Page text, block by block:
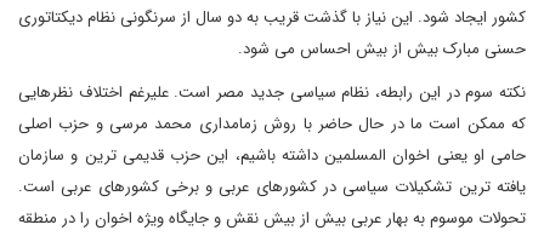
کشور ایجاد شود. این نیاز با گذشت قریب به دو سال از سرنگونی نظام دیکتاتوری
حسنی مبارک بیش از بیش احساس می شود.
نکته سوم در این رابطه، نظام سیاسی جدید مصر است. علیرغم اختلاف نظرهایی
که ممکن است ما در حال حاضر با روش زمامداری محمد مرسی و حزب اصلی
حامی او یعنی اخوان المسلمین داشته باشیم، این حزب قدیمی ترین و سازمان
یافته ترین تشکیلات سیاسی در کشورهای عربی و برخی کشورهای عربی است.
تحولات موسوم به بهار عربی بیش از بیش نقش و جایگاه ویژه اخوان را در منطقه